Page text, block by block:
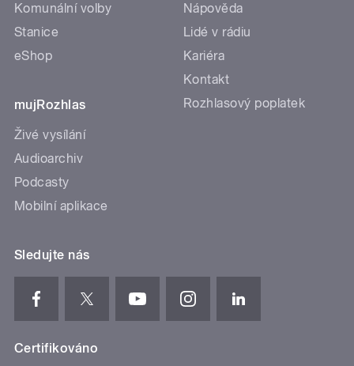
Komunální volby
Stanice
eShop
mujRozhlas
Živé vysílání
Audioarchiv
Podcasty
Mobilní aplikace
Nápověda
Lidé v rádiu
Kariéra
Kontakt
Rozhlasový poplatek
Sledujte nás
Certifikováno